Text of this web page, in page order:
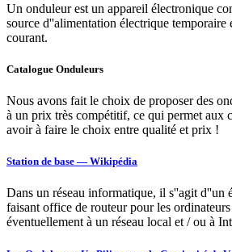
Un onduleur est un appareil électronique
source d''alimentation électrique temporaire
courant.
Catalogue Onduleurs
Nous avons fait le choix de proposer des
à un prix très compétitif, ce qui permet aux
avoir à faire le choix entre qualité et prix !
Station de base — Wikipédia
Dans un réseau informatique, il s''agit d''un
faisant office de routeur pour les
éventuellement à un réseau local et / ou à